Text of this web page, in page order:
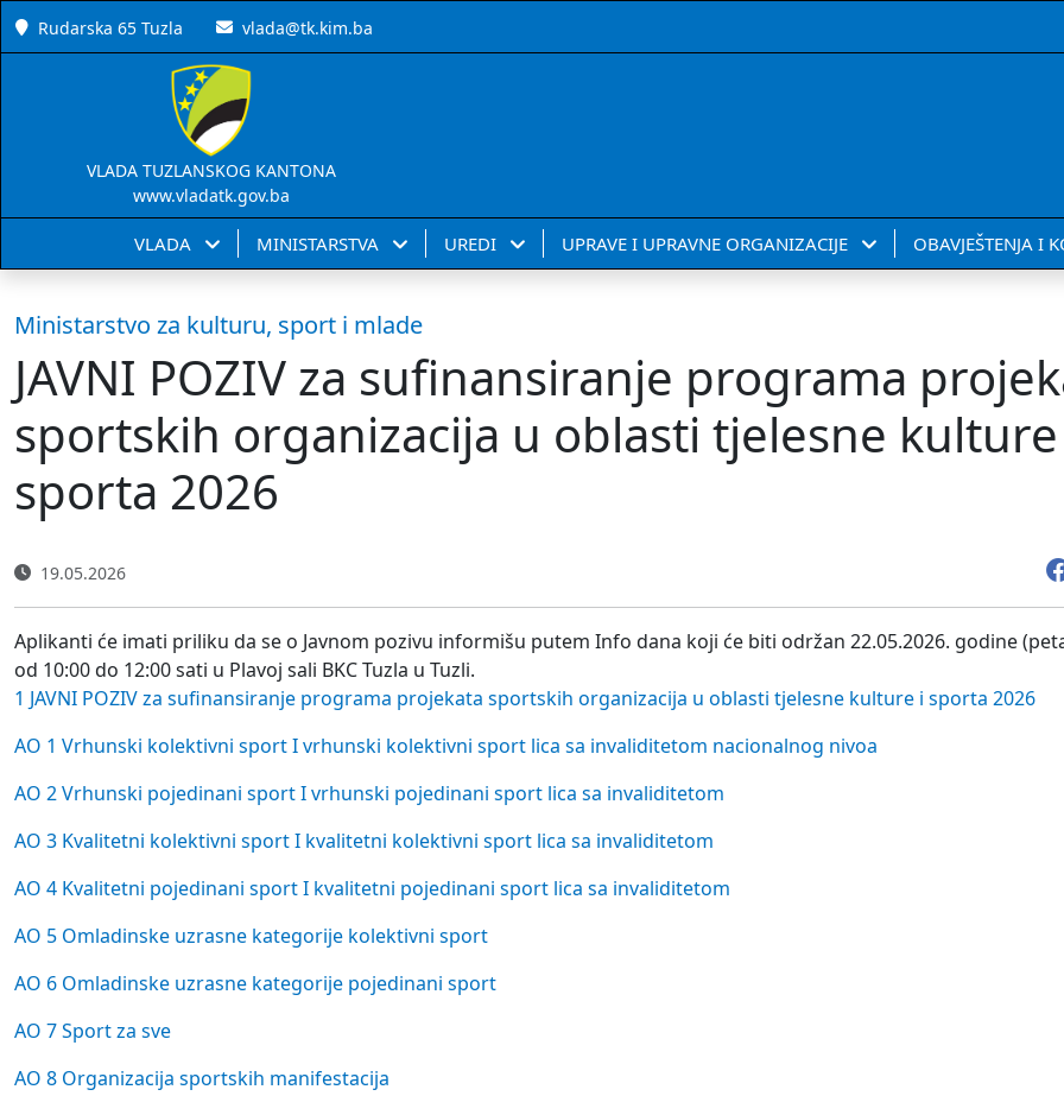
Rudarska 65 Tuzla vlada@tk.kim.ba
VLADA TUZLANSKOG KANTONA
www.vladatk.gov.ba
VLADA MINISTARSTVA UREDI UPRAVE I UPRAVNE ORGANIZACIJE OBAVJEŠTENJA I
Ministarstvo za kulturu, sport i mlade
JAVNI POZIV za sufinansiranje programa
sportskih organizacija u oblasti tjelesne
sporta 2026
19.05.2026
Aplikanti će imati priliku da se o Javnom pozivu informišu putem Info dana koji će biti održan 22.05.2026. godine
od 10:00 do 12:00 sati u Plavoj sali BKC Tuzla u Tuzli.
1 JAVNI POZIV za sufinansiranje programa projekata sportskih organizacija u oblasti tjelesne kulture i sporta 2026
AO 1 Vrhunski kolektivni sport I vrhunski kolektivni sport lica sa invaliditetom nacionalnog nivoa
AO 2 Vrhunski pojedinani sport I vrhunski pojedinani sport lica sa invaliditetom
AO 3 Kvalitetni kolektivni sport I kvalitetni kolektivni sport lica sa invaliditetom
AO 4 Kvalitetni pojedinani sport I kvalitetni pojedinani sport lica sa invaliditetom
AO 5 Omladinske uzrasne kategorije kolektivni sport
AO 6 Omladinske uzrasne kategorije pojedinani sport
AO 7 Sport za sve
AO 8 Organizacija sportskih manifestacija